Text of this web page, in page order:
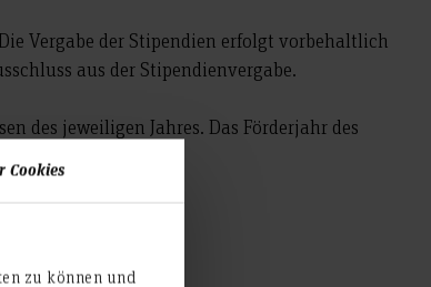
Cookies
zu können und
Vergabe der Stipendien erfolgt vorbehaltlich
aus der Stipendienvergabe.
des jeweiligen Jahres. Das Förderjahr des
Jahres.